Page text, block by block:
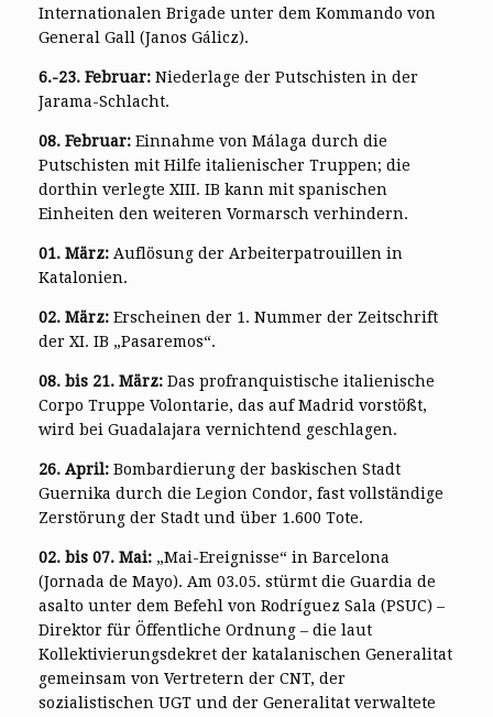
Internationalen Brigade unter dem Kommando von
General Gall (Janos Gálicz).
6.-23. Februar: Niederlage der Putschisten in der
Jarama-Schlacht.
08. Februar: Einnahme von Málaga durch die
Putschisten mit Hilfe italienischer Truppen; die
dorthin verlegte XIII. IB kann mit spanischen
Einheiten den weiteren Vormarsch verhindern.
01. März: Auflösung der Arbeiterpatrouillen in
Katalonien.
02. März: Erscheinen der 1. Nummer der Zeitschrift
der XI. IB „Pasaremos“.
08. bis 21. März: Das profranquistische italienische
Corpo Truppe Volontarie, das auf Madrid vorstößt,
wird bei Guadalajara vernichtend geschlagen.
26. April: Bombardierung der baskischen Stadt
Guernika durch die Legion Condor, fast vollständige
Zerstörung der Stadt und über 1.600 Tote.
02. bis 07. Mai: „Mai-Ereignisse“ in Barcelona
(Jornada de Mayo). Am 03.05. stürmt die Guardia de
asalto unter dem Befehl von Rodríguez Sala (PSUC) –
Direktor für Öffentliche Ordnung – die laut
Kollektivierungsdekret der katalanischen Generalitat
gemeinsam von Vertretern der CNT, der
sozialistischen UGT und der Generalitat verwaltete